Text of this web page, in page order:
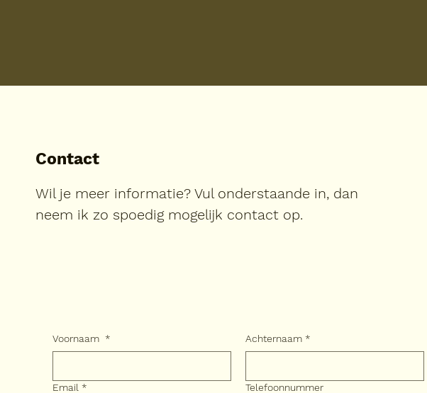
Contact
Wil je meer informatie? Vul onderstaande in, dan
neem ik zo spoedig mogelijk contact op.
Voornaam * Achternaam *
Email * Telefoonnummer